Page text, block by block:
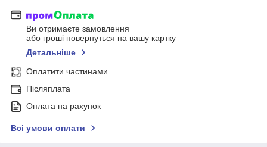
Ви отримаєте замовлення
або гроші повернуться на вашу картку
Детальніше
Оплатити частинами
Післяплата
Оплата на рахунок
Всі умови оплати